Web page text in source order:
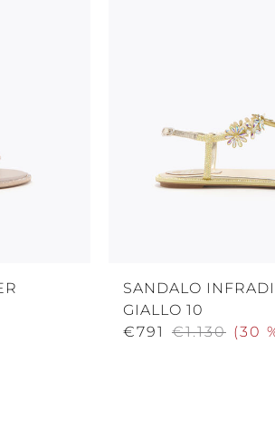
SANDALO
GIALLO 10
€1.130
€791 (30